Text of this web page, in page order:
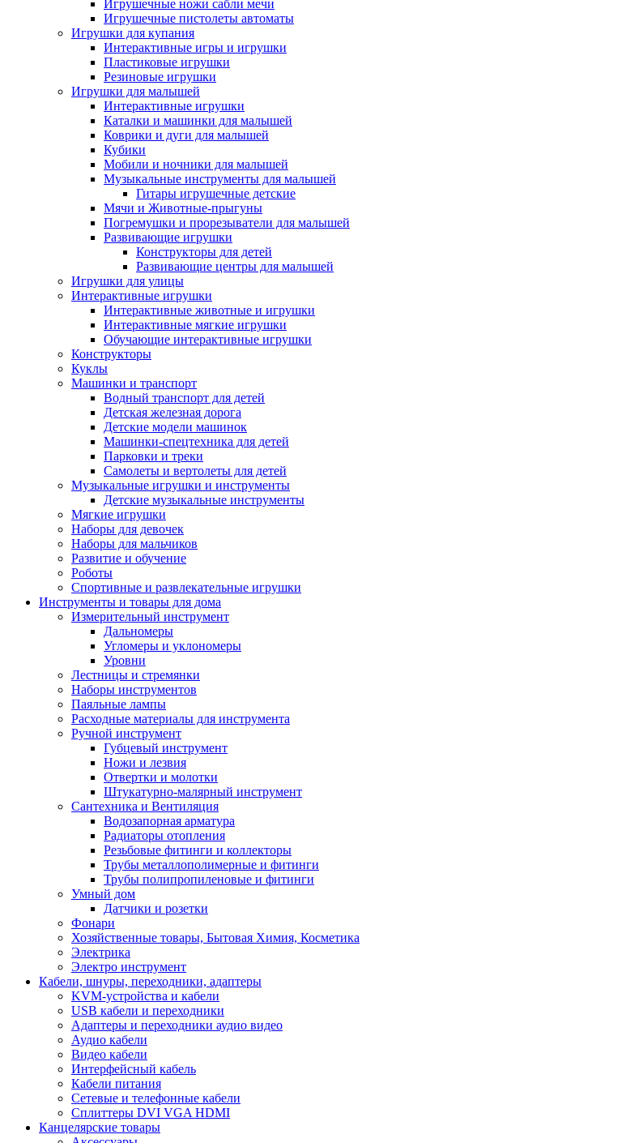
Игрушечные ножи сабли мечи
Игрушечные пистолеты автоматы
Игрушки для купания
Интерактивные игры и игрушки
Пластиковые игрушки
Резиновые игрушки
Игрушки для малышей
Интерактивные игрушки
Каталки и машинки для малышей
Коврики и дуги для малышей
Кубики
Мобили и ночники для малышей
Музыкальные инструменты для малышей
Гитары игрушечные детские
Мячи и Животные-прыгуны
Погремушки и прорезыватели для малышей
Развивающие игрушки
Конструкторы для детей
Развивающие центры для малышей
Игрушки для улицы
Интерактивные игрушки
Интерактивные животные и игрушки
Интерактивные мягкие игрушки
Обучающие интерактивные игрушки
Конструкторы
Куклы
Машинки и транспорт
Водный транспорт для детей
Детская железная дорога
Детские модели машинок
Машинки-спецтехника для детей
Парковки и треки
Самолеты и вертолеты для детей
Музыкальные игрушки и инструменты
Детские музыкальные инструменты
Мягкие игрушки
Наборы для девочек
Наборы для мальчиков
Развитие и обучение
Роботы
Спортивные и развлекательные игрушки
Инструменты и товары для дома
Измерительный инструмент
Дальномеры
Угломеры и уклономеры
Уровни
Лестницы и стремянки
Наборы инструментов
Паяльные лампы
Расходные материалы для инструмента
Ручной инструмент
Губцевый инструмент
Ножи и лезвия
Отвертки и молотки
Штукатурно-малярный инструмент
Сантехника и Вентиляция
Водозапорная арматура
Радиаторы отопления
Резьбовые фитинги и коллекторы
Трубы металлополимерные и фитинги
Трубы полипропиленовые и фитинги
Умный дом
Датчики и розетки
Фонари
Хозяйственные товары, Бытовая Химия, Косметика
Электрика
Электро инструмент
Кабели, шнуры, переходники, адаптеры
KVM-устройства и кабели
USB кабели и переходники
Адаптеры и переходники аудио видео
Аудио кабели
Видео кабели
Интерфейсный кабель
Кабели питания
Сетевые и телефонные кабели
Сплиттеры DVI VGA HDMI
Канцелярские товары